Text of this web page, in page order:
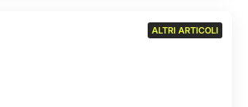
ALTRI ARTICOLI